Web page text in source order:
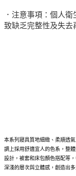
．注意事項：個人
致缺乏完整性及失去
本系列寢具質地細緻、柔順透
調上採用舒適宜人的色系，整
設計，被套和床包顏色搭配等
深淺的層次與立體感，創造出